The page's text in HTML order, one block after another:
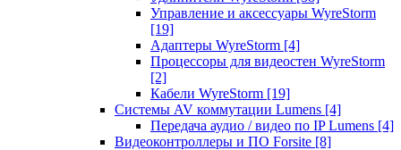
Управление и аксессуары WyreStorm
[19]
Адаптеры WyreStorm [4]
Процессоры для видеостен WyreStorm
[2]
Кабели WyreStorm [19]
Системы AV коммутации Lumens [4]
Передача аудио / видео по IP Lumens [4]
Видеоконтроллеры и ПО Forsite [8]